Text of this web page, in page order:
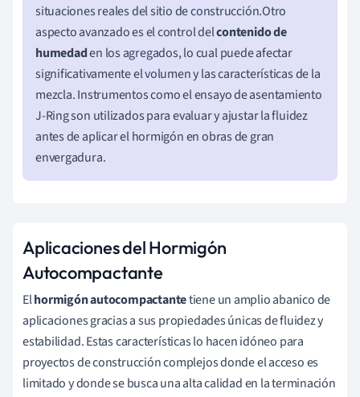
situaciones reales del sitio de construcción.Otro
aspecto avanzado es el control delcontenido de
humedaden los agregados, lo cual puede afectar
significativamente el volumen y las características de la
mezcla. Instrumentos como el ensayo de asentamiento
J-Ring son utilizados para evaluar y ajustar la fluidez
antes de aplicar el hormigón en obras de gran
envergadura.
Aplicaciones del Hormigón
Autocompactante
Elhormigón autocompactantetiene un amplio abanico de
aplicaciones gracias a sus propiedades únicas de fluidez y
estabilidad. Estas características lo hacen idóneo para
proyectos de construcción complejos donde el acceso es
limitado y donde se busca una alta calidad en la terminación